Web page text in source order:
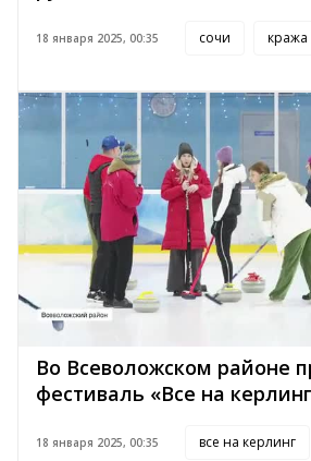
18 января 2025, 00:35 сочи кража
Во Всеволожском районе
фестиваль «Все на
18 января 2025, 00:35 все на керлинг